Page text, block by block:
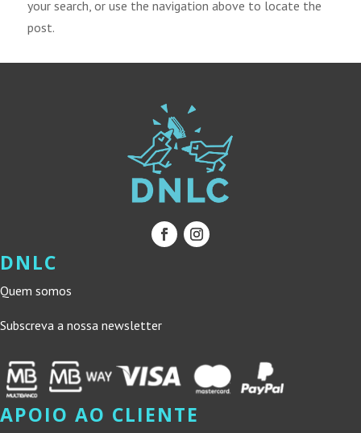
your search, or use the navigation above to locate the
post.
DNLC
Quem somos
Subscreva a nossa newsletter
APOIO AO CLIENTE